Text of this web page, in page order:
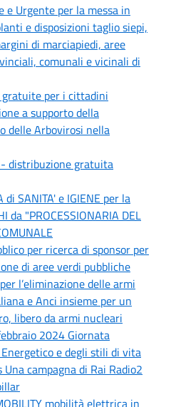
e Urgente per la messa in
e disposizioni taglio siepi,
di marciapiedi, aree
comunali e vicinali di
per i cittadini
a supporto della
delle Arbovirosi nella
distribuzione gratuita
SANITA' e IGIENE per la
da "PROCESSIONARIA DEL
per ricerca di sponsor per
di aree verdi pubbliche
l’eliminazione delle armi
e Anci insieme per un
libero da armi nucleari
2024 Giornata
e degli stili di vita
campagna di Rai Radio2
mobilità elettrica in